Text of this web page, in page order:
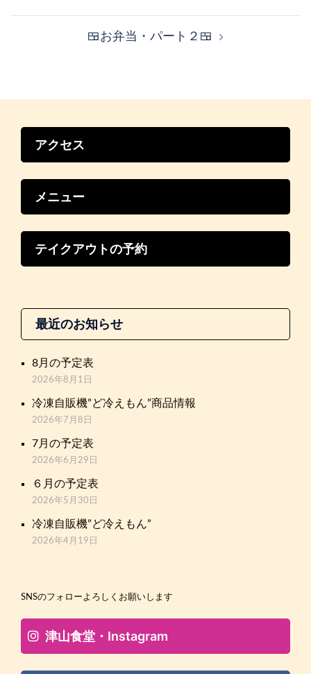
🍱お弁当・パート２🍱
アクセス
メニュー
テイクアウトの予約
最近のお知らせ
8月の予定表
2026年8月1日
冷凍自販機”ど冷えもん”商品情報
2026年7月8日
7月の予定表
2026年6月29日
６月の予定表
2026年5月30日
冷凍自販機”ど冷えもん”
2026年4月19日
SNSのフォローよろしくお願いします
津山食堂・Instagram